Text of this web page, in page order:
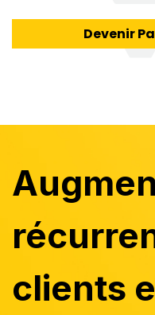
Devenir
clients